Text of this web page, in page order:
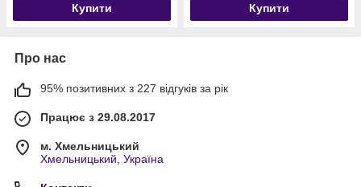
Купити Купити
Про нас
95% позитивних з 227 відгуків за рік
Працює з 29.08.2017
м. Хмельницький
Хмельницький, Україна